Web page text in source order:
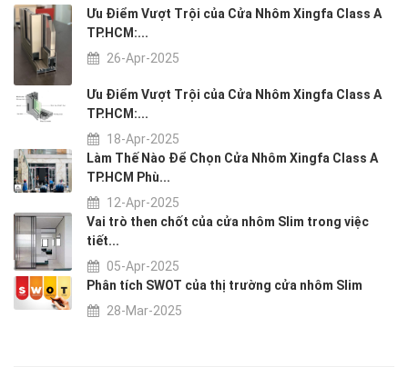
Ưu Điểm Vượt Trội của Cửa Nhôm Xingfa Class A
TP.HCM:...
26-Apr-2025
Ưu Điểm Vượt Trội của Cửa Nhôm Xingfa Class A
TP.HCM:...
18-Apr-2025
Làm Thế Nào Để Chọn Cửa Nhôm Xingfa Class A
TP.HCM Phù...
12-Apr-2025
Vai trò then chốt của cửa nhôm Slim trong việc
tiết...
05-Apr-2025
Phân tích SWOT của thị trường cửa nhôm Slim
28-Mar-2025